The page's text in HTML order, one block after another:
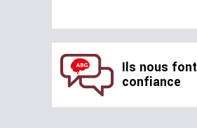
Ils nous font
confiance